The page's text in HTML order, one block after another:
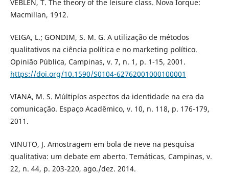
VEBLEN, T. The theory of the leisure class. Nova Iorque:
Macmillan, 1912.
VEIGA, L.; GONDIM, S. M. G. A utilização de métodos
qualitativos na ciência política e no marketing político.
Opinião Pública, Campinas, v. 7, n. 1, p. 1-15, 2001.
https://doi.org/10.1590/S0104-62762001000100001
VIANA, M. S. Múltiplos aspectos da identidade na era da
comunicação. Espaço Acadêmico, v. 10, n. 118, p. 176-179,
2011.
VINUTO, J. Amostragem em bola de neve na pesquisa
qualitativa: um debate em aberto. Temáticas, Campinas, v.
22, n. 44, p. 203-220, ago./dez. 2014.